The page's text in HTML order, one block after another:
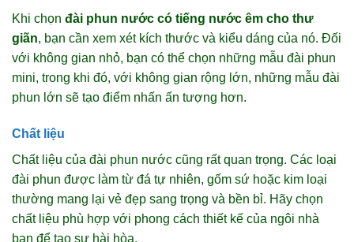
Khi chọn đài phun nước có tiếng nước êm cho thư
giãn, bạn cần xem xét kích thước và kiểu dáng của nó. Đối
với không gian nhỏ, bạn có thể chọn những mẫu đài phun
mini, trong khi đó, với không gian rộng lớn, những mẫu đài
phun lớn sẽ tạo điểm nhấn ấn tượng hơn.
Chất liệu
Chất liệu của đài phun nước cũng rất quan trọng. Các loại
đài phun được làm từ đá tự nhiên, gốm sứ hoặc kim loại
thường mang lại vẻ đẹp sang trọng và bền bỉ. Hãy chọn
chất liệu phù hợp với phong cách thiết kế của ngôi nhà
bạn để tạo sự hài hòa.